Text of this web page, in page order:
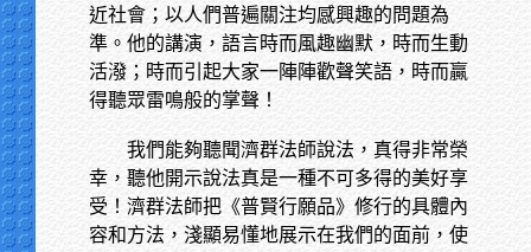
近社會；以人們普遍關注均感興趣的問題為
準。他的講演，語言時而風趣幽默，時而生動
活潑；時而引起大家一陣陣歡聲笑語，時而贏
得聽眾雷鳴般的掌聲！
我們能夠聽聞濟群法師說法，真得非常榮
幸，聽他開示說法真是一種不可多得的美好享
受！濟群法師把《普賢行願品》修行的具體內
容和方法，淺顯易懂地展示在我們的面前，使